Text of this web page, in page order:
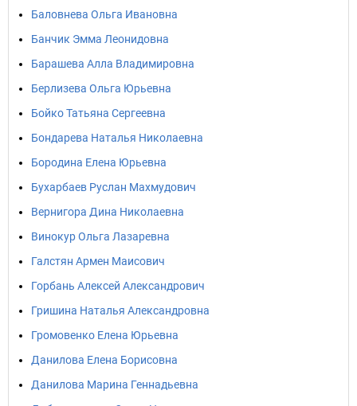
Баловнева Ольга Ивановна
Банчик Эмма Леонидовна
Барашева Алла Владимировна
Берлизева Ольга Юрьевна
Бойко Татьяна Сергеевна
Бондарева Наталья Николаевна
Бородина Елена Юрьевна
Бухарбаев Руслан Махмудович
Вернигора Дина Николаевна
Винокур Ольга Лазаревна
Галстян Армен Маисович
Горбань Алексей Александрович
Гришина Наталья Александровна
Громовенко Елена Юрьевна
Данилова Елена Борисовна
Данилова Марина Геннадьевна